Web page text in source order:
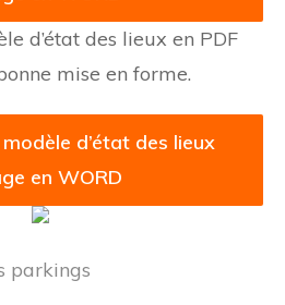
d’état des lieux en PDF
mise en forme.
d’état des lieux
en WORD
parkings